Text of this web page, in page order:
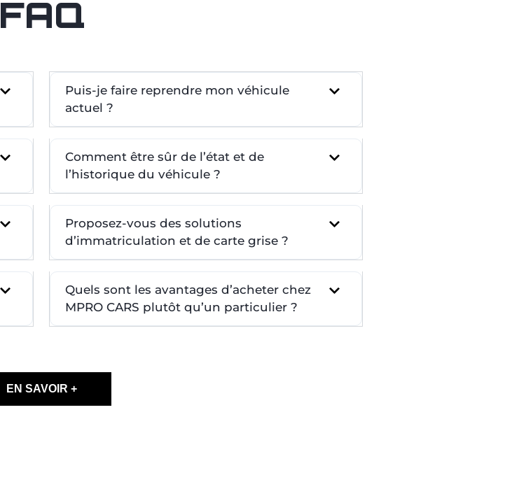
FAQ
Puis-je faire reprendre mon véhicule
actuel ?
Comment être sûr de l’état et de
l’historique du véhicule ?
Proposez-vous des solutions
d’immatriculation et de carte grise ?
Quels sont les avantages d’acheter chez
MPRO CARS plutôt qu’un particulier ?
EN SAVOIR +